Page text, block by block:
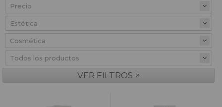
Precio
VER FILTROS »